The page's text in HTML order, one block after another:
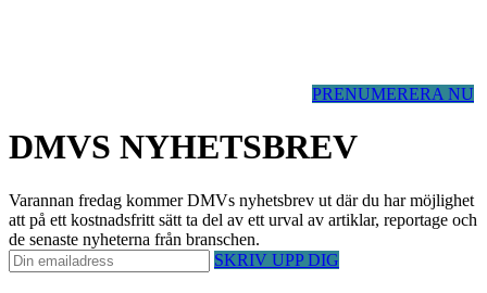
PRENUMERERA NU
DMVS NYHETSBREV
Varannan fredag kommer DMVs nyhetsbrev ut där du har möjlighet
att på ett kostnadsfritt sätt ta del av ett urval av artiklar, reportage och
de senaste nyheterna från branschen.
SKRIV UPP DIG